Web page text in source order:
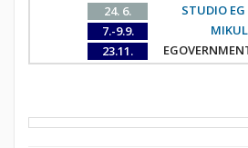
24. 6.
STUDIO
7.-9.9.
23.11.